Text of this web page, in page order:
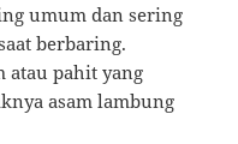
umum dan sering
berbaring.
atau pahit yang
asam lambung